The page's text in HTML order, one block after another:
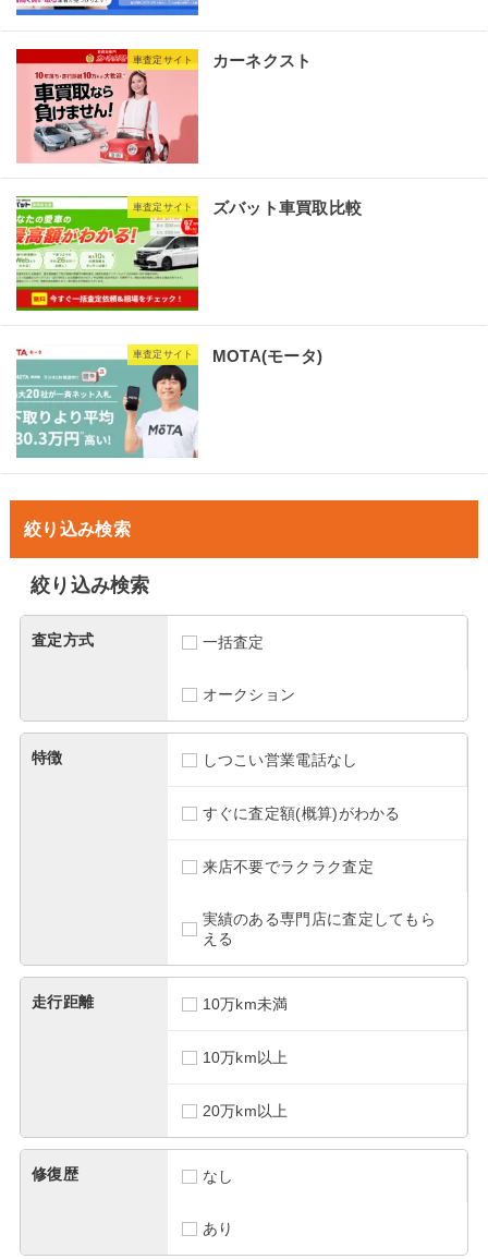
車査定サイト カーネクスト
車査定サイト ズバット車買取比較
車査定サイト MOTA(モータ)
絞り込み検索
絞り込み検索
査定方式 一括査定
オークション
特徴 しつこい営業電話なし
すぐに査定額(概算)がわかる
来店不要でラクラク査定
実績のある専門店に査定してもら
える
走行距離 10万km未満
10万km以上
20万km以上
修復歴 なし
あり